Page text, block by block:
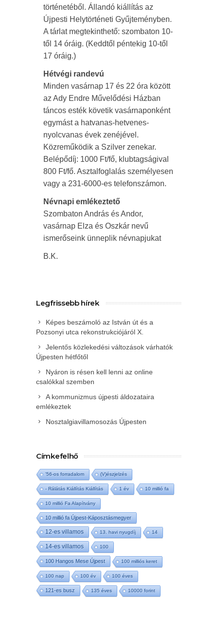
történetéből. Állandó kiállítás az
Újpesti Helytörténeti Gyűjteményben.
A tárlat megtekinthető: szombaton 10-
től 14 óráig. (Keddtől péntekig 10-től
17 óráig.)
Hétvégi randevú
Minden vasárnap 17 és 22 óra között
az Ady Endre Művelődési Házban
táncos esték követik vasárnaponként
egymást a hatvanas-hetvenes-
nyolcvanas évek zenéjével.
Közreműködik a Szilver zenekar.
Belépődíj: 1000 Ft/fő, klubtagságival
800 Ft/fő. Asztalfoglalás személyesen
vagy a 231-6000-es telefonszámon.
Névnapi emlékeztető
Szombaton András és Andor,
vasárnap Elza és Oszkár nevű
ismerőseink ünneplik névnapjukat
B.K.
Legfrissebb hírek
Képes beszámoló az István út és a
Pozsonyi utca rekonstrukciójáról X.
Jelentős közlekedési változások várhatók
Újpesten hétfőtől
Nyáron is résen kell lenni az online
csalókkal szemben
A kommunizmus újpesti áldozataira
emlékeztek
Nosztalgiavillamosozás Újpesten
Címkefelhő
'56-os forradalom (V)észjelzés
- Rálátás Kiállítás Kiállítás 1 év 10 millió fa
10 millió Fa Alapítvány
10 millió fa Újpest-Káposztásmegyer
12-es villamos 13. havi nyugdíj 14
14-es villamos 100
100 Hangos Mese Újpest 100 milliós keret
100 nap 100 év 100 éves
121-es busz 135 éves 10000 forint